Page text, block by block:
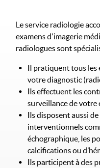
Le service radiologie
examens d'imagerie
radiologues sont
Il pratiquent tous les
votre diagnostic
Ils effectuent les
surveillance de votre
Ils disposent aussi
interventionnels
échographique, les
calcifications ou
Ils participent à des